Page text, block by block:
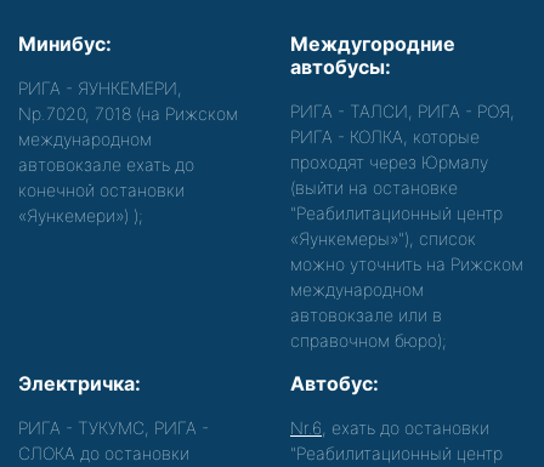
Минибус:
РИГА - ЯУНКЕМЕРИ,
Nр.7020, 7018 (на Рижском
международном
автовокзале ехать до
конечной остановки
«Яункемери») );
Междугородние
автобусы:
РИГА - ТАЛСИ, РИГА - РОЯ,
РИГА - КОЛКА, которые
проходят через Юрмалу
(выйти на остановке
"Реабилитационный центр
«Яункемеры»"), список
можно уточнить на Рижском
международном
автовокзале или в
справочном бюро);
Электричка:
РИГА - ТУКУМС, РИГА -
СЛОКА до остановки
Автобус:
Nr.6 , ехать до остановки
"Реабилитационный центр